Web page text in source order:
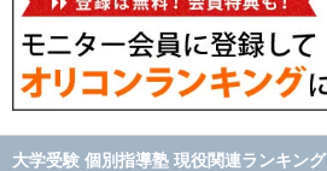
大学受験 個別指導塾 現役関連ランキング